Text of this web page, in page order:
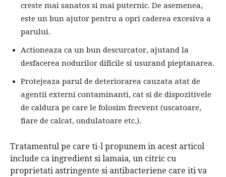
creste mai sanatos si mai puternic. De asemenea,
este un bun ajutor pentru a opri caderea excesiva a
parului.
Actioneaza ca un bun descurcator, ajutand la
desfacerea nodurilor dificile si usurand pieptanarea.
Protejeaza parul de deteriorarea cauzata atat de
agentii externi contaminanti, cat si de dispozitivele
de caldura pe care le folosim frecvent (uscatoare,
fiare de calcat, ondulatoare etc.).
Tratamentul pe care ti-l propunem in acest articol
include ca ingredient si lamaia, un citric cu
proprietati astringente si antibacteriene care iti va